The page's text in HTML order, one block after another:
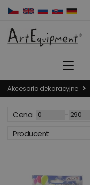
Akcesoria dekoracyjne
Cena -
Producent